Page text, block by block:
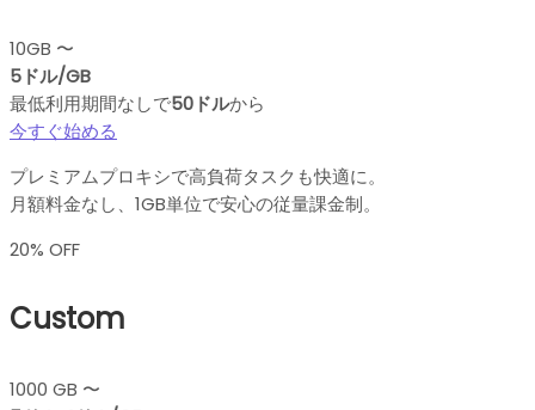
10GB 〜
5ドル/GB
最低利用期間なしで50ドルから
今すぐ始める
プレミアムプロキシで高負荷タスクも快適に。
月額料金なし、1GB単位で安心の従量課金制。
20% OFF
Custom
1000 GB 〜